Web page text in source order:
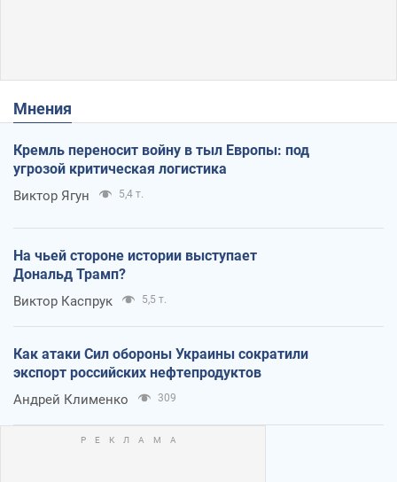
Мнения
Кремль переносит войну в тыл Европы: под
угрозой критическая логистика
Виктор Ягун 5,4 т.
На чьей стороне истории выступает
Дональд Трамп?
Виктор Каспрук 5,5 т.
Как атаки Сил обороны Украины сократили
экспорт российских нефтепродуктов
Андрей Клименко 309